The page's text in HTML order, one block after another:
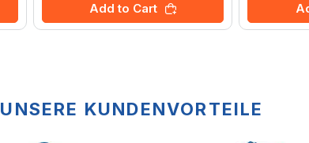
Add to Cart
UNSERE KUNDENVORTEILE